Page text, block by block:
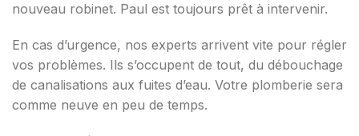
nouveau robinet. Paul est toujours prêt à intervenir.
En cas d’urgence, nos experts arrivent vite pour régler
vos problèmes. Ils s’occupent de tout, du débouchage
de canalisations aux fuites d’eau. Votre plomberie sera
comme neuve en peu de temps.